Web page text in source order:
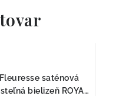
Fleuresse saténová
bielizeň ROYAL